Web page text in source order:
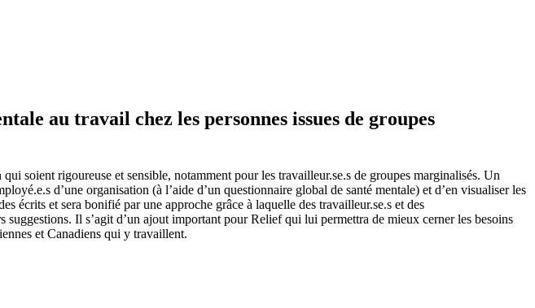
au travail chez les personnes issues de groupes
soient rigoureuse et sensible, notamment pour les travailleur.se.s de groupes marginalisés. Un
d’une organisation (à l’aide d’un questionnaire global de santé mentale) et d’en visualiser les
écrits et sera bonifié par une approche grâce à laquelle des travailleur.se.s et des
Il s’agit d’un ajout important pour Relief qui lui permettra de mieux cerner les besoins
et Canadiens qui y travaillent.